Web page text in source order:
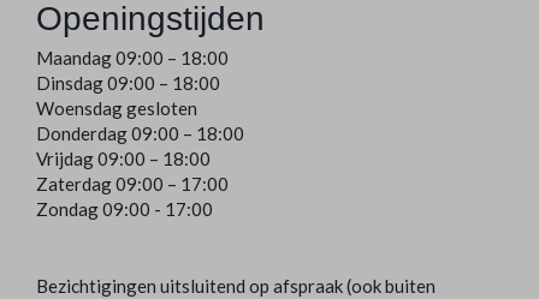
Openingstijden
Maandag 09:00 – 18:00
Dinsdag 09:00 – 18:00
Woensdag gesloten
Donderdag 09:00 – 18:00
Vrijdag 09:00 – 18:00
Zaterdag 09:00 – 17:00
Zondag 09:00 - 17:00
Bezichtigingen uitsluitend op afspraak (ook buiten